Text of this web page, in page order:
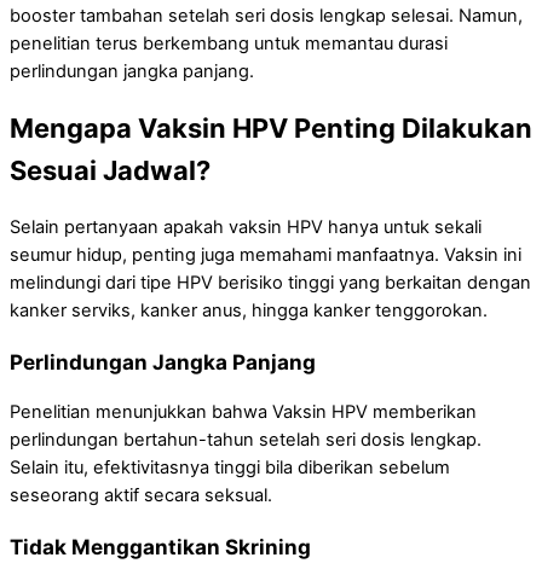
booster tambahan setelah seri dosis lengkap selesai. Namun,
penelitian terus berkembang untuk memantau durasi
perlindungan jangka panjang.
Mengapa Vaksin HPV Penting Dilakukan
Sesuai Jadwal?
Selain pertanyaan apakah vaksin HPV hanya untuk sekali
seumur hidup, penting juga memahami manfaatnya. Vaksin ini
melindungi dari tipe HPV berisiko tinggi yang berkaitan dengan
kanker serviks, kanker anus, hingga kanker tenggorokan.
Perlindungan Jangka Panjang
Penelitian menunjukkan bahwa Vaksin HPV memberikan
perlindungan bertahun-tahun setelah seri dosis lengkap.
Selain itu, efektivitasnya tinggi bila diberikan sebelum
seseorang aktif secara seksual.
Tidak Menggantikan Skrining